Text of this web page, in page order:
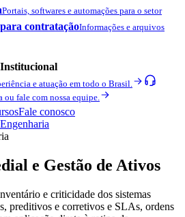
Portais, softwares e automações para o setor
contrataçãoInformações e arquivos
Institucional
e atuação em todo o Brasil.
ou fale com nossa equipe.
Fale conosco
e Gestão de Ativos
e criticidade dos sistemas
preditivos e corretivos e SLAs, ordens